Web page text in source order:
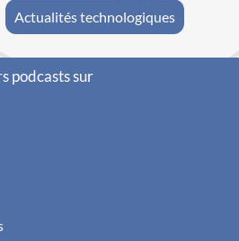
Actualités technologiques
podcasts sur